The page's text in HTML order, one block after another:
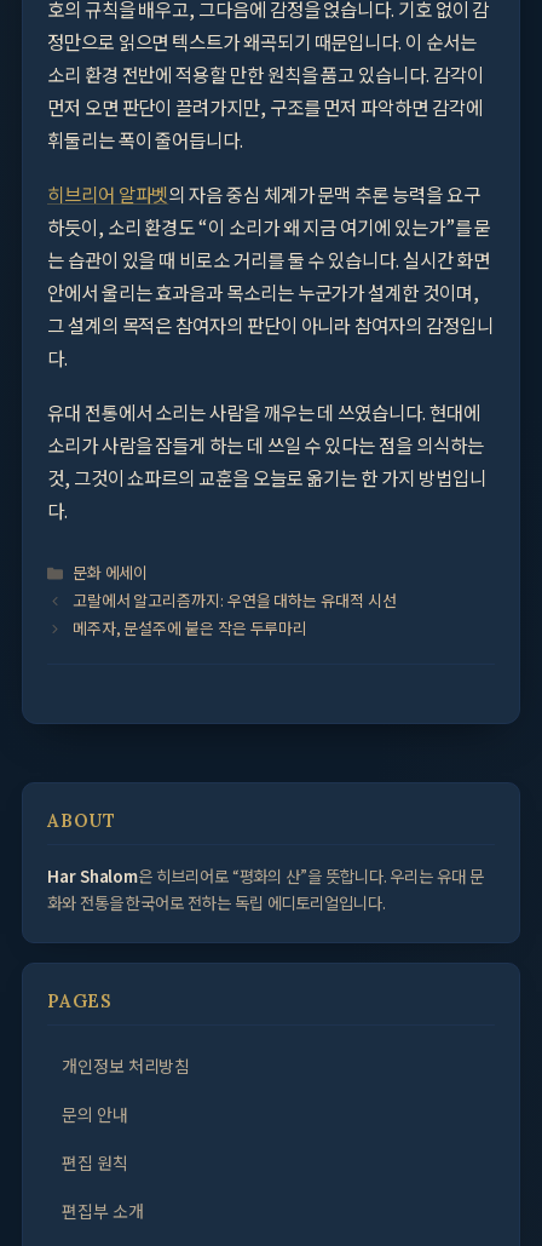
호의 규칙을 배우고, 그다음에 감정을 얹습니다. 기호 없이 감
정만으로 읽으면 텍스트가 왜곡되기 때문입니다. 이 순서는
소리 환경 전반에 적용할 만한 원칙을 품고 있습니다. 감각이
먼저 오면 판단이 끌려가지만, 구조를 먼저 파악하면 감각에
휘둘리는 폭이 줄어듭니다.
히브리어 알파벳의 자음 중심 체계가 문맥 추론 능력을 요구
하듯이, 소리 환경도 “이 소리가 왜 지금 여기에 있는가”를 묻
는 습관이 있을 때 비로소 거리를 둘 수 있습니다. 실시간 화면
안에서 울리는 효과음과 목소리는 누군가가 설계한 것이며,
그 설계의 목적은 참여자의 판단이 아니라 참여자의 감정입니
다.
유대 전통에서 소리는 사람을 깨우는 데 쓰였습니다. 현대에
소리가 사람을 잠들게 하는 데 쓰일 수 있다는 점을 의식하는
것, 그것이 쇼파르의 교훈을 오늘로 옮기는 한 가지 방법입니
다.
Categories
문화 에세이
고랄에서 알고리즘까지: 우연을 대하는 유대적 시선
메주자, 문설주에 붙은 작은 두루마리
ABOUT
Har Shalom은 히브리어로 “평화의 산”을 뜻합니다. 우리는 유대 문
화와 전통을 한국어로 전하는 독립 에디토리얼입니다.
PAGES
개인정보 처리방침
문의 안내
편집 원칙
편집부 소개